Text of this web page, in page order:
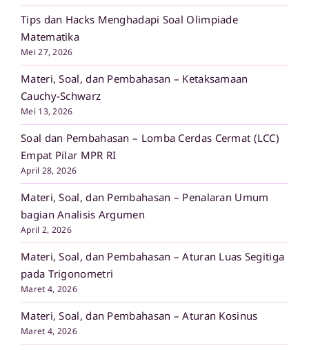
Tips dan Hacks Menghadapi Soal Olimpiade
Matematika
Mei 27, 2026
Materi, Soal, dan Pembahasan – Ketaksamaan
Cauchy-Schwarz
Mei 13, 2026
Soal dan Pembahasan – Lomba Cerdas Cermat (LCC)
Empat Pilar MPR RI
April 28, 2026
Materi, Soal, dan Pembahasan – Penalaran Umum
bagian Analisis Argumen
April 2, 2026
Materi, Soal, dan Pembahasan – Aturan Luas Segitiga
pada Trigonometri
Maret 4, 2026
Materi, Soal, dan Pembahasan – Aturan Kosinus
Maret 4, 2026